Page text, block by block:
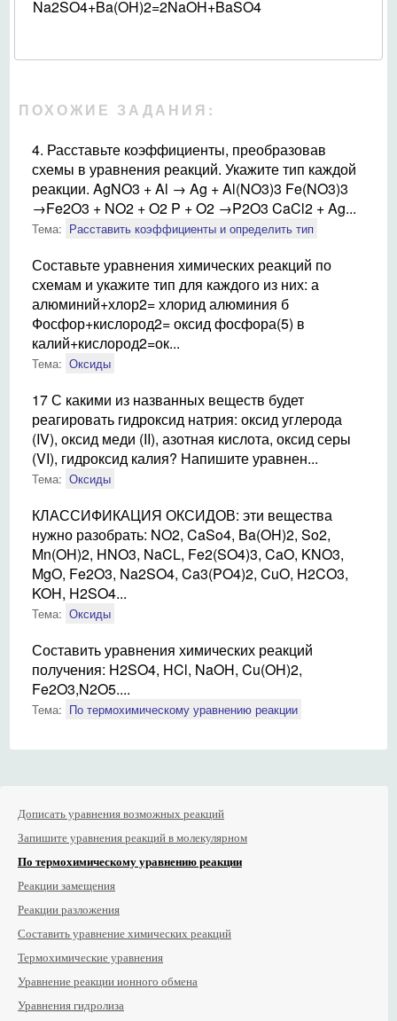
Na2SO4+Ba(OH)2=2NaOH+BaSO4
ПОХОЖИЕ ЗАДАНИЯ:
4. Расставьте коэффициенты, преобразовав
схемы в уравнения реакций. Укажите тип каждой
реакции. AgNO3 + Al → Ag + Al(NO3)3 Fe(NO3)3
→Fe2O3 + NO2 + O2 P + O2 →P2O3 CaCl2 + Ag...
Тема: Расставить коэффициенты и определить тип
Составьте уравнения химических реакций по
схемам и укажите тип для каждого из них: а
алюминий+хлор2= хлорид алюминия б
Фосфор+кислород2= оксид фосфора(5) в
калий+кислород2=ок...
Тема: Оксиды
17 С какими из названных веществ будет
реагировать гидроксид натрия: оксид углерода
(IV), оксид меди (II), азотная кислота, оксид серы
(VI), гидроксид калия? Напишите уравнен...
Тема: Оксиды
КЛАССИФИКАЦИЯ ОКСИДОВ: эти вещества
нужно разобрать: NO2, CaSo4, Ba(OH)2, So2,
Mn(OH)2, HNO3, NaCL, Fe2(SO4)3, CaO, KNO3,
MgO, Fe2O3, Na2SO4, Ca3(PO4)2, CuO, H2CO3,
KOH, H2SO4...
Тема: Оксиды
Составить уравнения химических реакций
получения: H2SO4, HCl, NaOH, Cu(OH)2,
Fe2O3,N2O5....
Тема: По термохимическому уравнению реакции
Дописать уравнения возможных реакций
Запишите уравнения реакций в молекулярном
По термохимическому уравнению реакции
Реакции замещения
Реакции разложения
Составить уравнение химических реакций
Термохимические уравнения
Уравнение реакции ионного обмена
Уравнения гидролиза